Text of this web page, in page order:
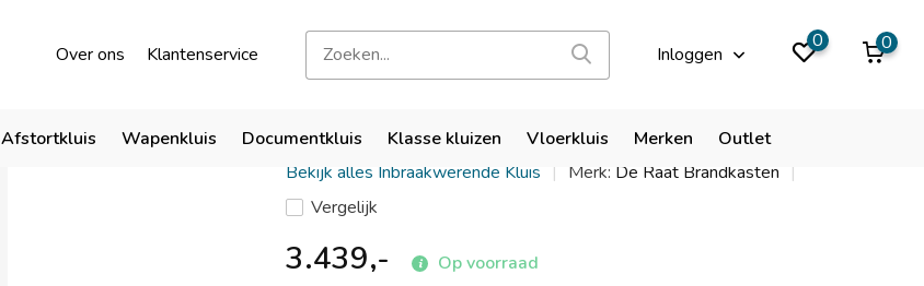
Over ons Klantenservice Inloggen
0 0
Afstortkluis Wapenkluis Documentkluis Klasse kluizen Vloerkluis Merken Outlet
Bezoek onze showroom
9,9
De Raat DRS Praag 0
Bekijk alles Inbraakwerende Kluis Merk: De Raat Brandkasten
Vergelijk
3.439,-
Op voorraad